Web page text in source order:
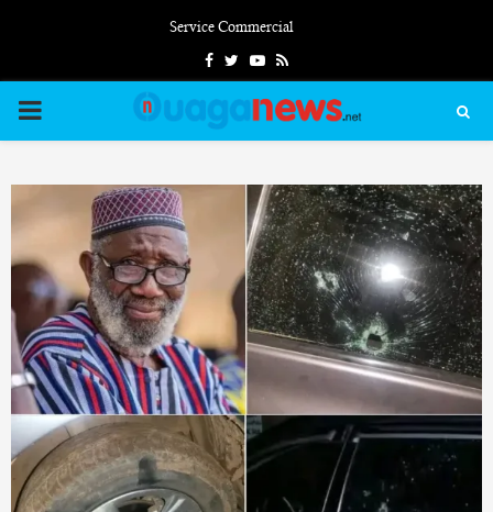
Service Commercial
FacebookTwitterYoutube
Rss
PRIMARY